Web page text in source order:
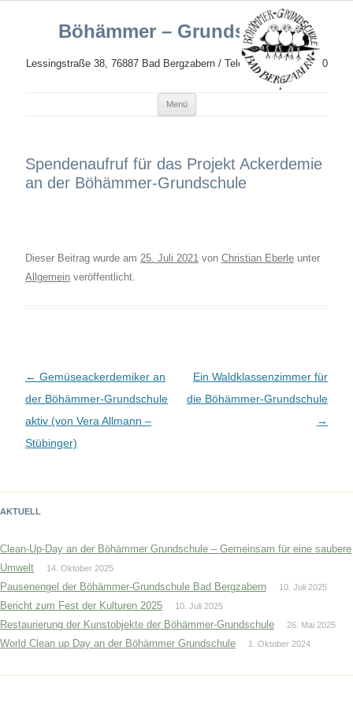
Böhämmer – Grundschule
Lessingstraße 38, 76887 Bad Bergzabern / Telefon: 06343 989620
Menü
springen
Spendenaufruf für das Projekt Ackerdemie
an der Böhämmer-Grundschule
Dieser Beitrag wurde am 25. Juli 2021 von Christian Eberle unter
Allgemein veröffentlicht.
Beitragsnavigation
← Gemüseackerdemiker an
der Böhämmer-Grundschule
aktiv (von Vera Allmann –
Stübinger)
Ein Waldklassenzimmer für
die Böhämmer-Grundschule
→
AKTUELL
Clean-Up-Day an der Böhämmer Grundschule – Gemeinsam für eine saubere
Umwelt
14. Oktober 2025
Pausenengel der Böhämmer-Grundschule Bad Bergzabern 10. Juli 2025
Bericht zum Fest der Kulturen 2025 10. Juli 2025
Restaurierung der Kunstobjekte der Böhämmer-Grundschule 26. Mai 2025
World Clean up Day an der Böhämmer Grundschule 1. Oktober 2024